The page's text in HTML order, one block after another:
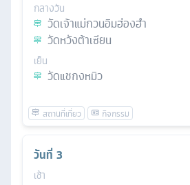
กลางวัน
วัดเจ้าแม่กวนอิมฮ่องฮำ
วัดหวังต้าเซียน
เย็น
วัดแชกงหมิว
วันที่ 3
เช้า